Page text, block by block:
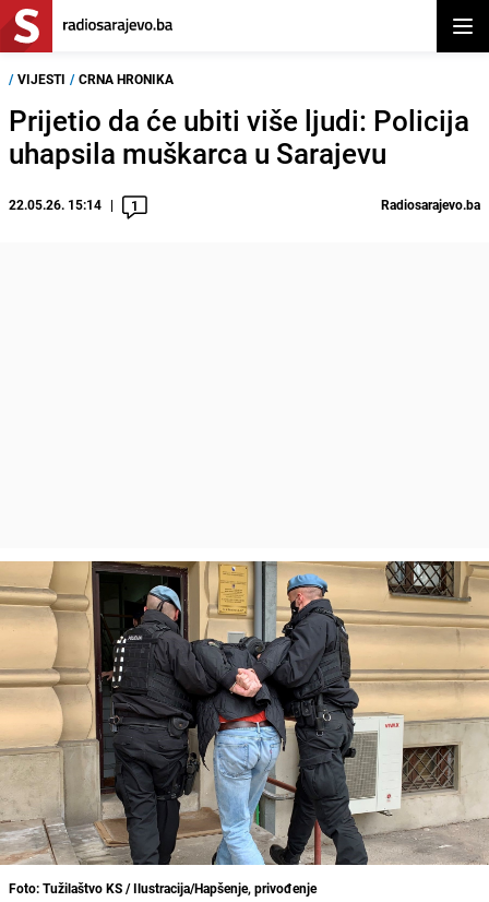
/ VIJESTI / CRNA HRONIKA
Prijetio da će ubiti više ljudi: Policija
uhapsila muškarca u Sarajevu
22.05.26. 15:14 1 Radiosarajevo.ba
Foto: Tužilaštvo KS / Ilustracija/Hapšenje, privođenje